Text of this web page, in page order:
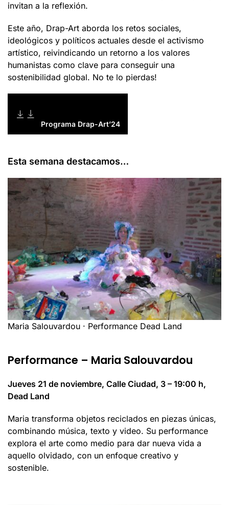
invitan a la reflexión.
Este año, Drap-Art aborda los retos sociales,
ideológicos y políticos actuales desde el activismo
artístico, reivindicando un retorno a los valores
humanistas como clave para conseguir una
sostenibilidad global. No te lo pierdas!
Programa Drap-Art’24
Esta semana destacamos…
Maria Salouvardou · Performance Dead Land
Performance – Maria Salouvardou
Jueves 21 de noviembre, Calle Ciudad, 3 – 19:00 h,
Dead Land
Maria transforma objetos reciclados en piezas únicas,
combinando música, texto y video. Su performance
explora el arte como medio para dar nueva vida a
aquello olvidado, con un enfoque creativo y
sostenible.